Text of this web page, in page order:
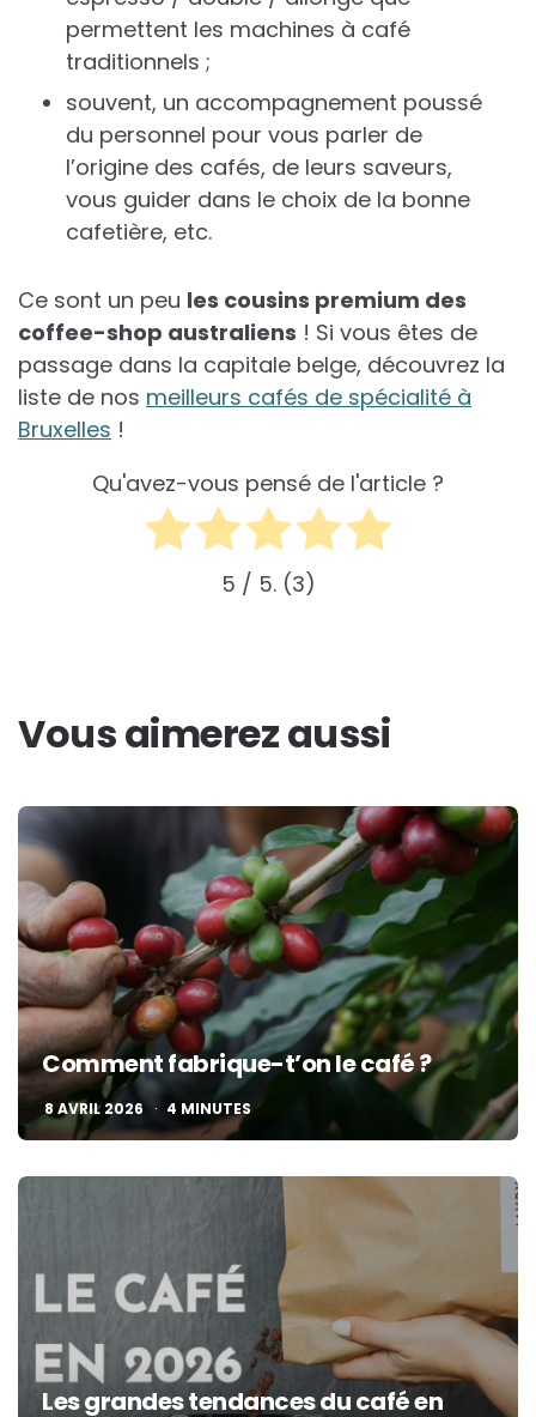
permettent les machines à café
traditionnels ;
souvent, un accompagnement poussé
du personnel pour vous parler de
l’origine des cafés, de leurs saveurs,
vous guider dans le choix de la bonne
cafetière, etc.
Ce sont un peu les cousins premium des
coffee-shop australiens ! Si vous êtes de
passage dans la capitale belge, découvrez la
liste de nos meilleurs cafés de spécialité à
Bruxelles !
Qu'avez-vous pensé de l'article ?
5 / 5. 3
Vous aimerez aussi
Comment fabrique-t’on le café ?
8 AVRIL 2026 4 MINUTES
Les grandes tendances du café en